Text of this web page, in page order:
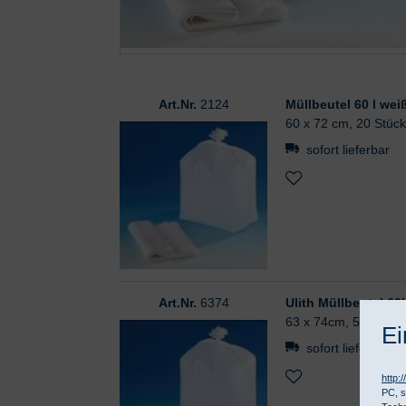
Art.Nr. 2124
Müllbeutel 60 l
60 x 72 cm, 20 Stück
sofort lieferbar
Art.Nr. 6374
Ulith Müllbeutel 60l
63 x 74cm, 50 Stück
sofort lieferbar
PC,